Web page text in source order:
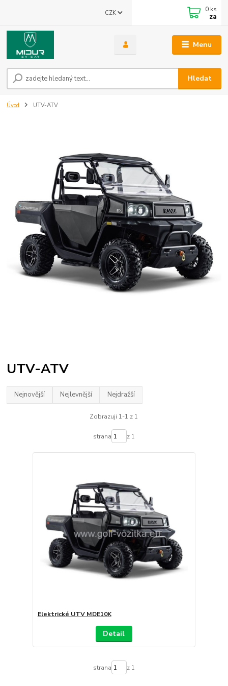
Menu
CZK
Hledat
0 ks
za
Úvod UTV-ATV
UTV-ATV
Nejnovější Nejlevnější Nejdražší
Zobrazuji 1-1 z 1
strana z 1
Elektrické UTV MDE10K
Detail
strana z 1